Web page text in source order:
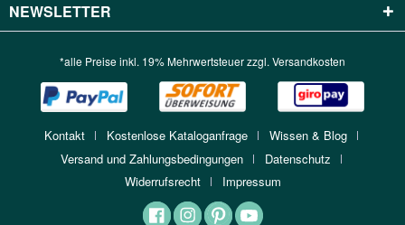
NEWSLETTER
*alle Preise inkl. 19% Mehrwertsteuer zzgl. Versandkosten
Kontakt Kostenlose Kataloganfrage
Wissen & Blog
Versand und Zahlungsbedingungen
Datenschutz
Widerrufsrecht
Impressum